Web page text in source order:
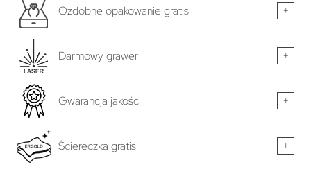
Ozdobne opakowanie gratis +
Darmowy grawer +
Gwarancja jakości +
Ściereczka gratis +